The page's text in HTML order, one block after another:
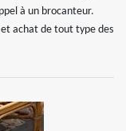
à un brocanteur.
achat de tout type des